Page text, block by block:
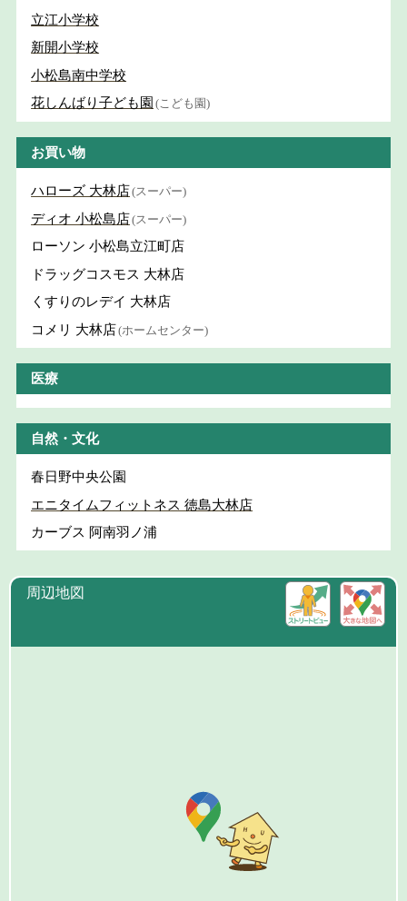
立江小学校
新開小学校
小松島南中学校
花しんばり子ども園 (こども園)
お買い物
ハローズ 大林店(スーパー)
ディオ 小松島店(スーパー)
ローソン 小松島立江町店
ドラッグコスモス 大林店
くすりのレデイ 大林店
コメリ 大林店(ホームセンター)
医療
自然・文化
春日野中央公園
エニタイムフィットネス 徳島大林店
カーブス 阿南羽ノ浦
周辺地図